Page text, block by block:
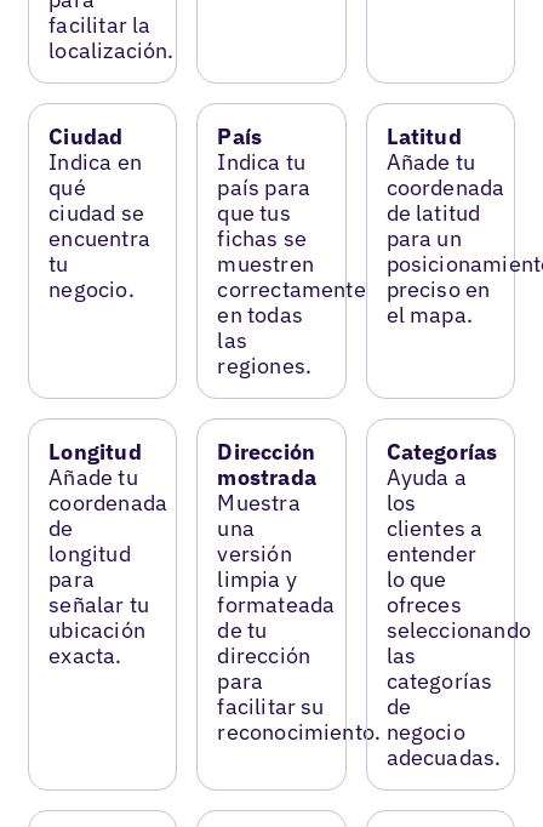
facilitar la
localización.
Ciudad
Indica en
qué
ciudad se
encuentra
tu
negocio.
País
Indica tu
país para
que tus
fichas se
muestren
correctamente
en todas
las
regiones.
Latitud
Añade tu
coordenada
de latitud
para un
preciso en
el mapa.
Longitud
Añade tu
coordenada
de
longitud
para
señalar tu
ubicación
exacta.
Dirección
mostrada
Muestra
una
versión
limpia y
formateada
de tu
dirección
para
facilitar su
reconocimiento.
Categorías
Ayuda a
los
clientes a
entender
lo que
ofreces
seleccionando
las
categorías
de
negocio
adecuadas.